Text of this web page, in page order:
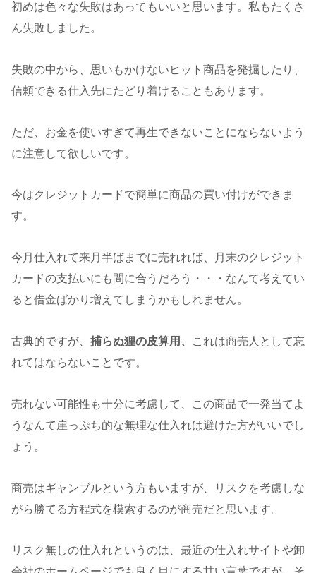
初めは色々な失敗はあってもいいと思います。私もたくさ
ん失敗しました。
失敗の中から、思いもかけないヒット商品を発掘したり、
信頼できる仕入先にたどり着けることもあります。
ただ、お金を使いすぎて再生できないことにならないよう
に注意して欲しいです。
今はクレジットカードで簡単に商品の買い付けができま
す。
今月仕入れて来月半ばまでに売れれば、月末のクレジット
カードの支払いにも間に合うだろう・・・なんて考えてい
ると借金ばかり増えてしまうかもしれません。
古典的ですが、 捕らぬ狸の皮算用、
これは商売人として忘
れてはならないことです。
売れない可能性も十分に考慮して、この商品で一発当てよ
うなんて崖っぷち的な無理な仕入れは避けた方がいいでし
ょう。
商売はギャンブルという方もいますが、リスクを考慮しな
がら勝てる方程式を模索するのが商売だと思います。
リスク無しの仕入れというのは、最近の仕入れサイトや卸